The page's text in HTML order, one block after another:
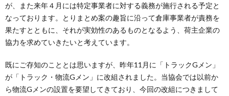
が、また来年４月には特定事業者に対する義務が施行される予定と
なっております。とりまとめ案の趣旨に沿って倉庫事業者が責務を
果たすとともに、それが実効性のあるものとなるよう、荷主企業の
協力を求めていきたいと考えています。
既にご存知のこととは思いますが、昨年11月に「トラックGメン」
が「トラック・物流Gメン」に改組されました。当協会では以前か
ら物流Gメンの設置を要望してきており、今回の改組につきまして